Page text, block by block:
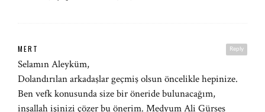
Reply
MERT
Selamın Aleyküm,
Dolandırılan arkadaşlar geçmiş olsun öncelikle hepinize.
Ben vefk konusunda size bir öneride bulunacağım,
inşallah işinizi çözer bu önerim. Medyum Ali Gürses